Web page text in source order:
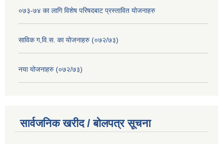
०७३-७४ का लागि विशेष परिषदबाट प्रस्तावित योजनाहरु
साविक ग,वि.स. का योजनाहरु (०७२/७३)
नया योजनाहरु (०७२/७३)
सार्वजनिक खरीद / बोलपत्र सूचना